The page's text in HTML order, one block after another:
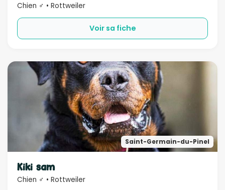
Chien ♂ • Rottweiler
Voir sa fiche
Saint-Germain-du-Pinel
Kiki sam
Chien ♂ • Rottweiler